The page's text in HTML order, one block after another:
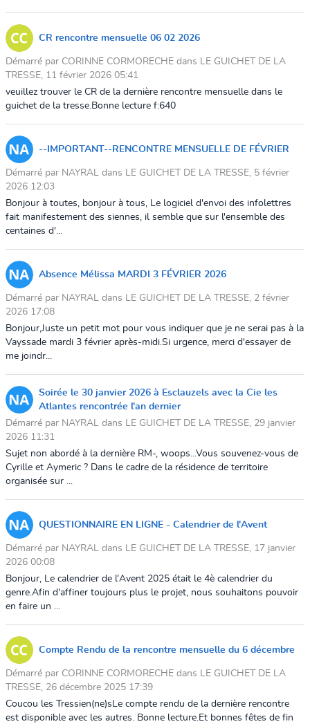
CR rencontre mensuelle 06 02 2026
Démarré par CORINNE CORMORECHE dans LE GUICHET DE LA
TRESSE, 11 février 2026 05:41
veuillez trouver le CR de la dernière rencontre mensuelle dans le
guichet de la tresse.Bonne lecture f:640
--IMPORTANT--RENCONTRE MENSUELLE DE FÉVRIER
Démarré par NAYRAL dans LE GUICHET DE LA TRESSE, 5 février
2026 12:03
Bonjour à toutes, bonjour à tous, Le logiciel d'envoi des infolettres
fait manifestement des siennes, il semble que sur l'ensemble des
centaines d'...
Absence Mélissa MARDI 3 FÉVRIER 2026
Démarré par NAYRAL dans LE GUICHET DE LA TRESSE, 2 février
2026 17:08
Bonjour,Juste un petit mot pour vous indiquer que je ne serai pas à la
Vayssade mardi 3 février après-midi.Si urgence, merci d'essayer de
me joindr...
Soirée le 30 janvier 2026 à Esclauzels avec la Cie les
Atlantes rencontrée l'an dernier
Démarré par NAYRAL dans LE GUICHET DE LA TRESSE, 29 janvier
2026 11:31
Sujet non abordé à la dernière RM-, woops...Vous souvenez-vous de
Cyrille et Aymeric ? Dans le cadre de la résidence de territoire
organisée sur ...
QUESTIONNAIRE EN LIGNE - Calendrier de l'Avent
Démarré par NAYRAL dans LE GUICHET DE LA TRESSE, 17 janvier
2026 00:08
Bonjour, Le calendrier de l'Avent 2025 était le 4è calendrier du
genre.Afin d'affiner toujours plus le projet, nous souhaitons pouvoir
en faire un ...
Compte Rendu de la rencontre mensuelle du 6 décembre
Démarré par CORINNE CORMORECHE dans LE GUICHET DE LA
TRESSE, 26 décembre 2025 17:39
Coucou les Tressien(ne)sLe compte rendu de la dernière rencontre
est disponible avec les autres. Bonne lecture.Et bonnes fêtes de fin